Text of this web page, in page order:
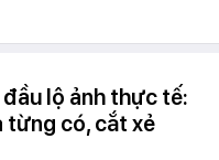
lộ ảnh thực tế:
từng có, cắt xẻ